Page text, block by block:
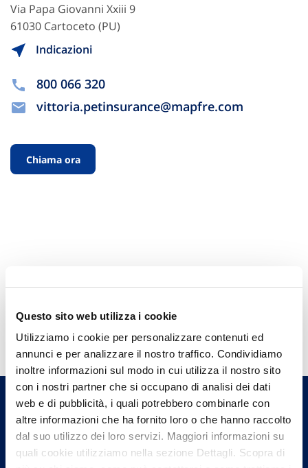
Questo sito web utilizza i cookie
Utilizziamo i cookie per personalizzare contenuti ed
annunci e per analizzare il nostro traffico. Condividiamo
inoltre informazioni sul modo in cui utilizza il nostro sito
con i nostri partner che si occupano di analisi dei dati
web e di pubblicità, i quali potrebbero combinarle con
altre informazioni che ha fornito loro o che hanno raccolto
dal suo utilizzo dei loro servizi. Maggiori informazioni su
quali cookie utilizziamo nella sezione Dettagli. Scopra di
Via Papa Giovanni Xxiii 9
61030 Cartoceto (PU)
Indicazioni
800 066 320
vittoria.petinsurance@mapfre.com
Chiama ora
Hai bisogno di
informazioni?
Trova l'Agenzia più vicina a te e parla con
un nostro Agente.
Contattaci